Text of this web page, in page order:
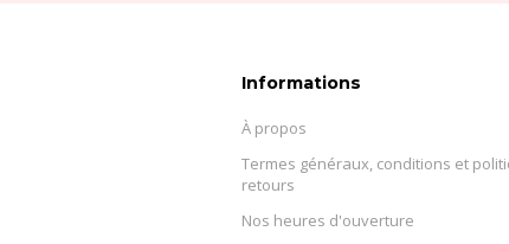
Informations
À propos
Termes généraux, conditions et
retours
Nos heures d'ouverture